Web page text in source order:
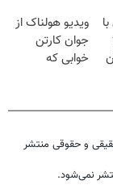
صحبت کنید)
ویدیو هولناک از
جوان کارتن
خوابی که
و حقوقی منتشر
نمی‌شود.